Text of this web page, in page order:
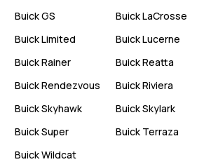
BuickGS BuickLaCrosse
BuickLimited BuickLucerne
BuickRainer BuickReatta
BuickRendezvous BuickRiviera
BuickSkyhawk BuickSkylark
BuickSuper Buick Terraza
BuickWildcat